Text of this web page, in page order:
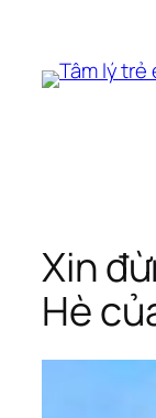
phần
Xin
Hè